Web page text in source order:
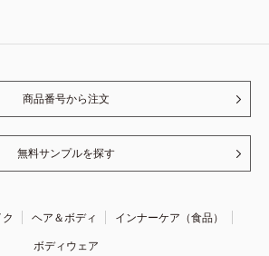
商品番号から注文
無料サンプルを探す
ヘア＆ボディ
インナーケア（食品）
ボディウェア